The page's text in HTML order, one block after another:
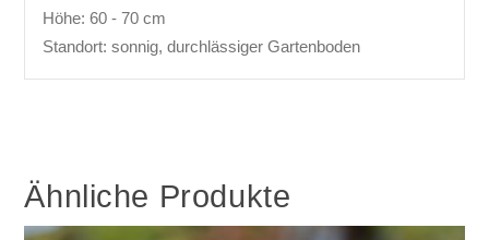
Höhe: 60 - 70 cm
Standort: sonnig, durchlässiger Gartenboden
Ähnliche Produkte